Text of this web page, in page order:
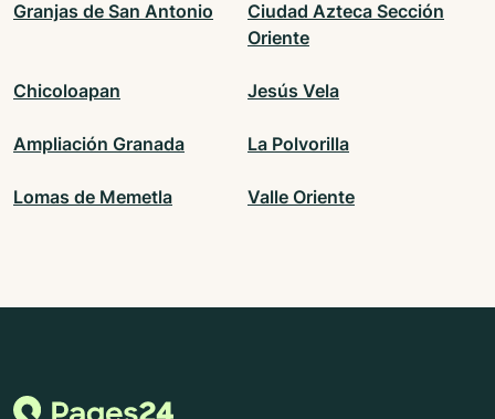
Granjas de San Antonio
Ciudad Azteca Sección
Oriente
Chicoloapan Jesús Vela
Ampliación Granada La Polvorilla
Lomas de Memetla Valle Oriente